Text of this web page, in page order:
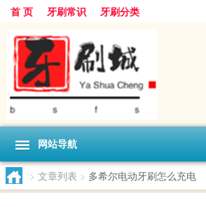
首 页 牙刷常识 牙刷分类
网站导航
> 文章列表 > 多希尔电动牙刷怎么充电